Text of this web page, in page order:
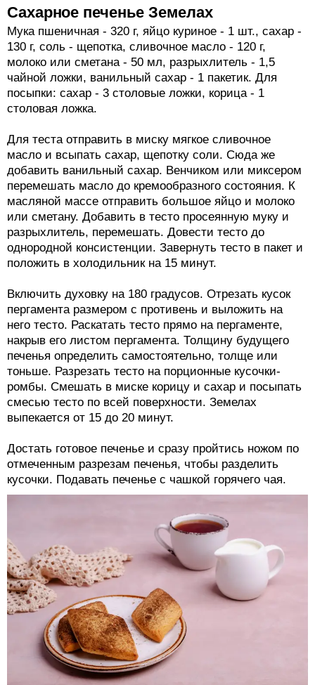
Сахарное печенье Земелах
Мука пшеничная - 320 г, яйцо куриное - 1 шт., сахар -
130 г, соль - щепотка, сливочное масло - 120 г,
молоко или сметана - 50 мл, разрыхлитель - 1,5
чайной ложки, ванильный сахар - 1 пакетик. Для
посыпки: сахар - 3 столовые ложки, корица - 1
столовая ложка.
Для теста отправить в миску мягкое сливочное
масло и всыпать сахар, щепотку соли. Сюда же
добавить ванильный сахар. Венчиком или миксером
перемешать масло до кремообразного состояния. К
масляной массе отправить большое яйцо и молоко
или сметану. Добавить в тесто просеянную муку и
разрыхлитель, перемешать. Довести тесто до
однородной консистенции. Завернуть тесто в пакет и
положить в холодильник на 15 минут.
Включить духовку на 180 градусов. Отрезать кусок
пергамента размером с противень и выложить на
него тесто. Раскатать тесто прямо на пергаменте,
накрыв его листом пергамента. Толщину будущего
печенья определить самостоятельно, толще или
тоньше. Разрезать тесто на порционные кусочки-
ромбы. Смешать в миске корицу и сахар и посыпать
смесью тесто по всей поверхности. Земелах
выпекается от 15 до 20 минут.
Достать готовое печенье и сразу пройтись ножом по
отмеченным разрезам печенья, чтобы разделить
кусочки. Подавать печенье с чашкой горячего чая.